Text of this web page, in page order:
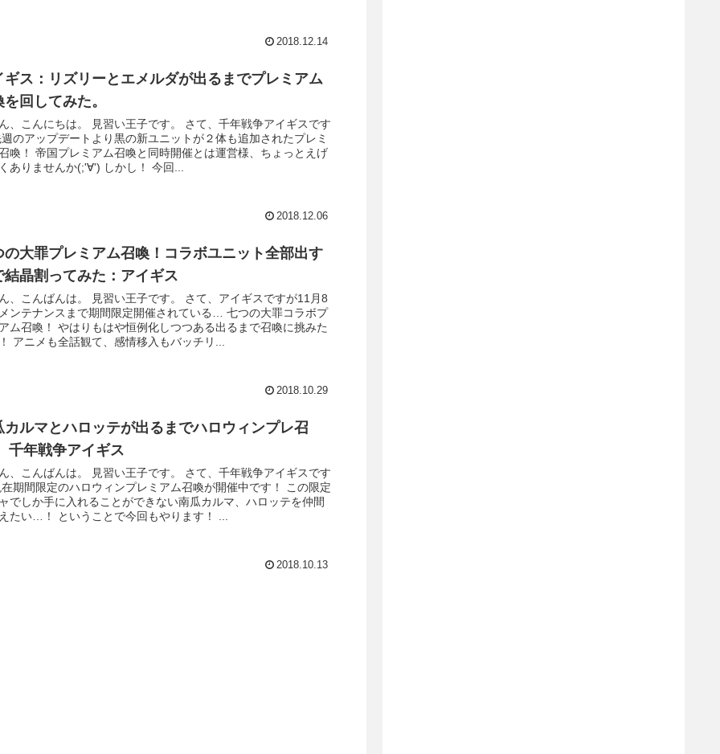
2018.12.14
ギス：リズリーとエメルダが出るまでプレミアム
を回してみた。
、こんにちは。 見習い王子です。 さて、千年戦争アイギスです
のアップデートより黒の新ユニットが２体も追加されたプレミ
喚！ 帝国プレミアム召喚と同時開催とは運営様、ちょっとえげ
ありませんか(;'∀') しかし！ 今回...
2018.12.06
の大罪プレミアム召喚！コラボユニット全部出す
結晶割ってみた：アイギス
、こんばんは。 見習い王子です。 さて、アイギスですが11月8
ンテナンスまで期間限定開催されている… 七つの大罪コラボプ
ム召喚！ やはりもはや恒例化しつつある出るまで召喚に挑みた
アニメも全話観て、感情移入もバッチリ...
2018.10.29
カルマとハロッテが出るまでハロウィンプレ召
千年戦争アイギス
、こんばんは。 見習い王子です。 さて、千年戦争アイギスです
期間限定のハロウィンプレミアム召喚が開催中です！ この限定
でしか手に入れることができない南瓜カルマ、ハロッテを仲間
たい…！ ということで今回もやります！ ...
2018.10.13